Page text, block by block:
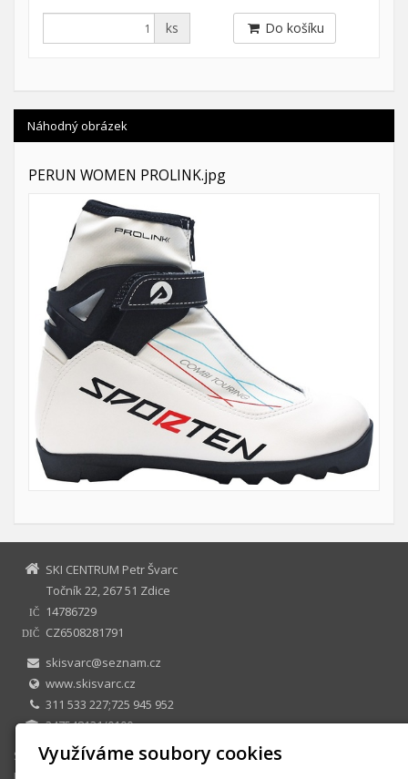
ks Do košíku
Náhodný obrázek
PERUN WOMEN PROLINK.jpg
SKI CENTRUM Petr Švarc
Točník 22, 267 51 Zdice
IČ 14786729
DIČ
CZ6508281791
skisvarc@seznam.cz
www.skisvarc.cz
311 533 227;725 945 952
247548131/0100
SKI CENTRUM Petr Švarc
Využíváme soubory cookies